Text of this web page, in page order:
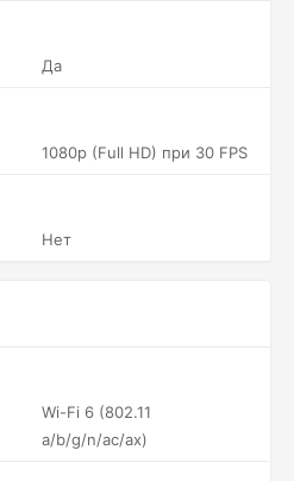
Да
1080p (Full HD) при 30 FPS
Нет
Wi-Fi 6 (802.11
a/b/g/n/ac/ax)